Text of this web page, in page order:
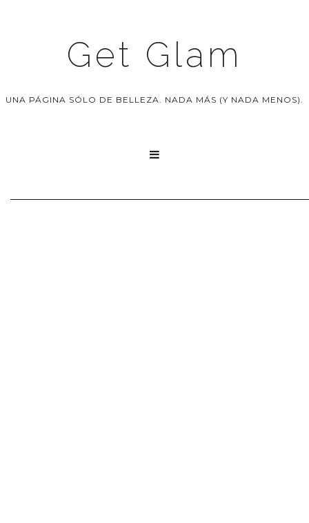
Get Glam
UNA PÁGINA SÓLO DE BELLEZA. NADA MÁS (Y NADA MENOS).
